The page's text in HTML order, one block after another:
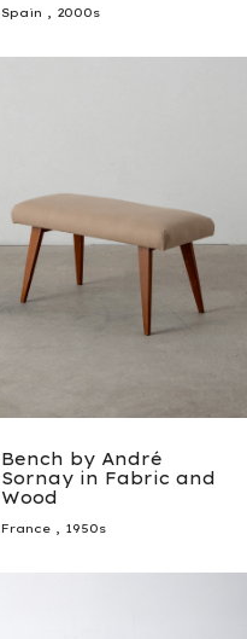
Spain , 2000s
Bench by André
Sornay in Fabric and
Wood
France , 1950s